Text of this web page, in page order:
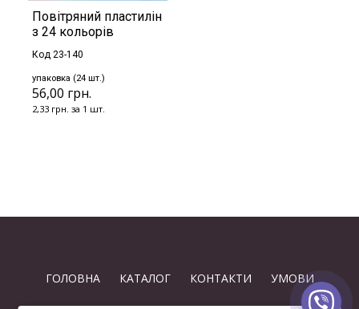
Повітряний пластилін
з 24 кольорів
Код 23-140
упаковка (24 шт.)
56,00 грн.
2,33 грн. за 1 шт.
ГОЛОВНА КАТАЛОГ КОНТАКТИ УМОВИ